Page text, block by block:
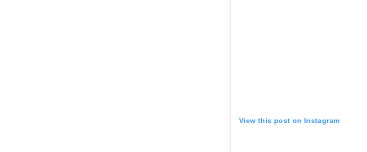
View this post on Instagram